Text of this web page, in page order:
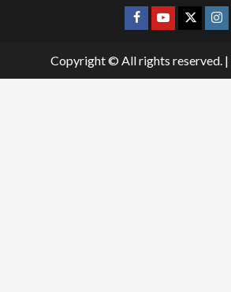
Facebook
Youtube
X
Copyright © All rights reserved. |